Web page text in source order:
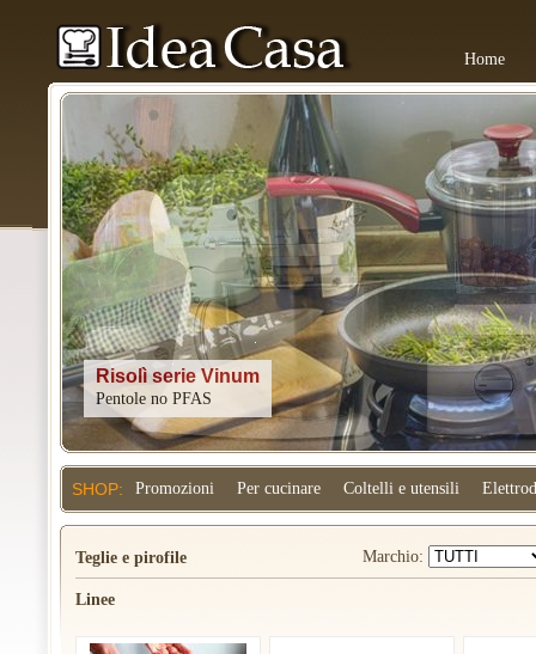
Home
Kitchenaid
SHOP: Promozioni Per cucinare Coltelli e utensili
Teglie e pirofile Marchio:
Linee